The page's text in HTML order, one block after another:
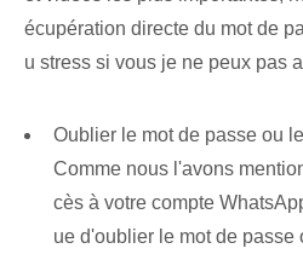
écupération directe du mot de
u stress si vous je ne peux pas
Oublier le mot de passe ou
Comme nous l'avons
cès à votre compte
ue d'oublier le mot de passe